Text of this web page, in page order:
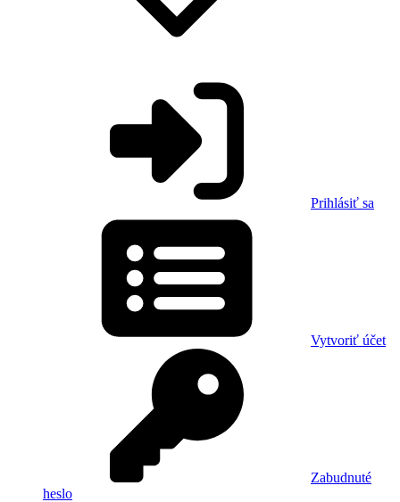
Prihlásiť sa
Vytvoriť účet
Zabudnuté
heslo